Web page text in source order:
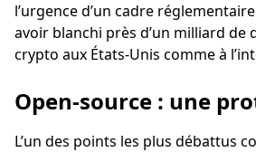
l’urgence d’un cadre
avoir blanchi près d’un milliard
crypto aux États-Unis comme à
Open-source : une
L’un des points les plus débattus